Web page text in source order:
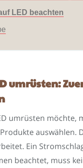
LED beachten
umrüsten:
umrüsten möchte,
auswählen.
Ein
beachtet, muss